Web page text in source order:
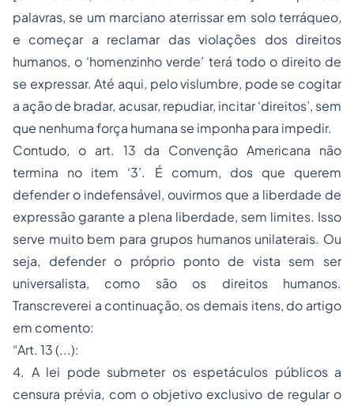
palavras, se um marciano aterrissar em solo terráqueo,
e começar a reclamar das violações dos direitos
humanos, o ‘homenzinho verde’ terá todo o direito de
se expressar. Até aqui, pelo vislumbre, pode se cogitar
a ação de bradar, acusar, repudiar, incitar ‘direitos’, sem
que nenhuma força humana se imponha para impedir.
Contudo, o art. 13 da Convenção Americana não
termina no item ‘3’. É comum, dos que querem
defender o indefensável, ouvirmos que a liberdade de
expressão garante a plena liberdade, sem limites. Isso
serve muito bem para grupos humanos unilaterais. Ou
seja, defender o próprio ponto de vista sem ser
universalista, como são os direitos humanos.
Transcreverei a continuação, os demais itens, do artigo
em comento:
“Art. 13 (...):
4. A lei pode submeter os espetáculos públicos a
censura prévia, com o objetivo exclusivo de regular o